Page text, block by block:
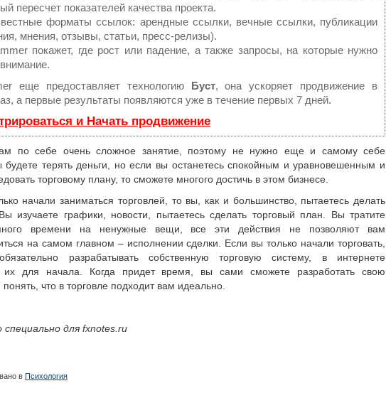
пересчет показателей качества проекта.
форматы ссылок: арендные ссылки, вечные ссылки, публикации
мнения, отзывы, статьи, пресс-релизы).
покажет, где рост или падение, а также запросы, на которые нужно
еще предоставляет технологию Буст, она ускоряет продвижение в
а первые результаты появляются уже в течение первых 7 дней.
и Начать продвижение
по себе очень сложное занятие, поэтому не нужно еще и самому себе
будете терять деньги, но если вы останетесь спокойным и уравновешенным и
торговому плану, то сможете многого достичь в этом бизнесе.
начали заниматься торговлей, то вы, как и большинство, пытаетесь делать
изучаете графики, новости, пытаетесь сделать торговый план. Вы тратите
времени на ненужные вещи, все эти действия не позволяют вам
на самом главном – исполнении сделки. Если вы только начали торговать,
разрабатывать собственную торговую систему, в интернете
их для начала. Когда придет время, вы сами сможете разработать свою
понять, что в торговле подходит вам идеально.
специально для fxnotes.ru
в Психология